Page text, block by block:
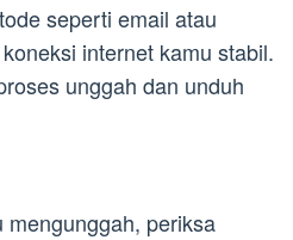
seperti email atau
internet kamu stabil.
unggah dan unduh
periksa